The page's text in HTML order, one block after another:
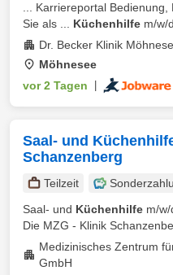
... Karriereportal
Sie als ... Küchenhilfe m/w/
Dr. Becker Klinik
Möhnesee
vor 2 Tagen
Saal- und
Schanzenberg
Teilzeit
Saal- und Küchenhilfe m/
Die MZG - Klinik
Medizinisches Zentrum
GmbH